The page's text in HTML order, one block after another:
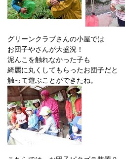
グリーンクラブさんの小屋では
お団子やさんが大盛況！
泥んこを触れなかった子も
綺麗に丸くしてもらったお団子だと
触って遊ぶことができたね。